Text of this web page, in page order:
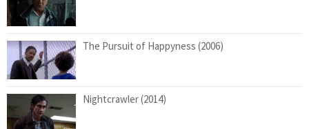
The Pursuit of Happyness (2006)
Nightcrawler (2014)